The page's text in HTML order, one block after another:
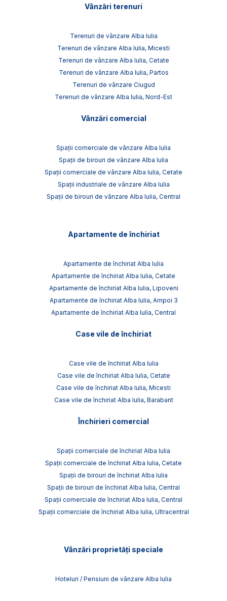
Vânzări terenuri
Terenuri de vânzare Alba Iulia
Terenuri de vânzare Alba Iulia, Micesti
Terenuri de vânzare Alba Iulia, Cetate
Terenuri de vânzare Alba Iulia, Partos
Terenuri de vânzare Ciugud
Terenuri de vânzare Alba Iulia, Nord-Est
Vânzări comercial
Spații comerciale de vânzare Alba Iulia
Spații de birouri de vânzare Alba Iulia
Spații comerciale de vânzare Alba Iulia, Cetate
Spații industriale de vânzare Alba Iulia
Spații de birouri de vânzare Alba Iulia, Central
Apartamente de închiriat
Apartamente de închiriat Alba Iulia
Apartamente de închiriat Alba Iulia, Cetate
Apartamente de închiriat Alba Iulia, Lipoveni
Apartamente de închiriat Alba Iulia, Ampoi 3
Apartamente de închiriat Alba Iulia, Central
Case vile de închiriat
Case vile de închiriat Alba Iulia
Case vile de închiriat Alba Iulia, Cetate
Case vile de închiriat Alba Iulia, Micesti
Case vile de închiriat Alba Iulia, Barabant
Închirieri comercial
Spații comerciale de închiriat Alba Iulia
Spații comerciale de închiriat Alba Iulia, Cetate
Spații de birouri de închiriat Alba Iulia
Spații de birouri de închiriat Alba Iulia, Central
Spații comerciale de închiriat Alba Iulia, Central
Spații comerciale de închiriat Alba Iulia, Ultracentral
Vânzări proprietăți speciale
Hoteluri / Pensiuni de vânzare Alba Iulia